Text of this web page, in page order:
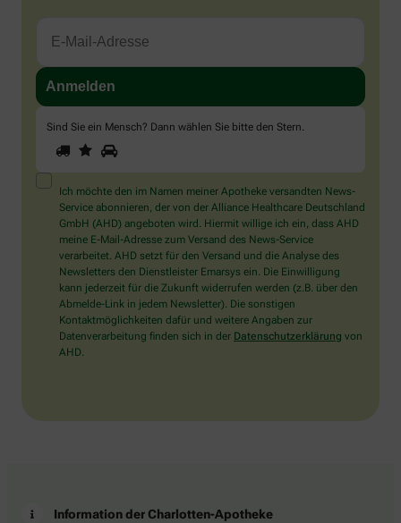
Sind Sie ein Mensch? Dann wählen Sie bitte den Stern.
Sind
Sie
ein
Mensch?
Dann
wählen
Sie
bitte
den
Stern.
1 2
Ich möchte den im Namen meiner Apotheke versandten News-
Service abonnieren, der von der Alliance Healthcare Deutschland
GmbH (AHD) angeboten wird. Hiermit willige ich ein, dass AHD
meine E-Mail-Adresse zum Versand des News-Service
verarbeitet. AHD setzt für den Versand und die Analyse des
Newsletters den Dienstleister Emarsys ein. Die Einwilligung
kann jederzeit für die Zukunft widerrufen werden (z.B. über den
Abmelde-Link in jedem Newsletter). Die sonstigen
Kontaktmöglichkeiten dafür und weitere Angaben zur
Datenverarbeitung finden sich in der Datenschutzerklärung von
AHD.
Information der Charlotten-Apotheke